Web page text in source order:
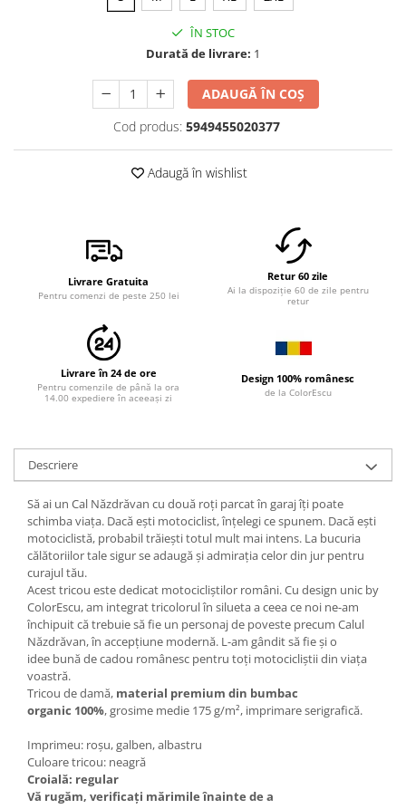
ÎN STOC
Durată de livrare: 1
ADAUGĂ ÎN COȘ
Cod produs: 5949455020377
Adaugă în wishlist
Livrare Gratuita
Pentru comenzi de peste 250 lei
Retur 60 zile
Ai la dispoziție 60 de zile pentru
retur
Livrare în 24 de ore
Pentru comenzile de până la ora
14.00 expediere în aceeași zi
Design 100% românesc
de la ColorEscu
Descriere
Să ai un Cal Năzdrăvan cu două roți parcat în garaj îți poate
schimba viața. Dacă ești motociclist, înțelegi ce spunem. Dacă ești
motociclistă, probabil trăiești totul mult mai intens. La bucuria
călătoriilor tale sigur se adaugă și admirația celor din jur pentru
curajul tău.
Acest tricou este dedicat motocicliștilor români. Cu design unic by
ColorEscu, am integrat tricolorul în silueta a ceea ce noi ne-am
închipuit că trebuie să fie un personaj de poveste precum Calul
Năzdrăvan, în accepțiune modernă. L-am gândit să fie și o
idee bună de cadou românesc pentru toți motocicliștii din viața
voastră.
Tricou de damă, material premium din bumbac
organic 100%, grosime medie 175 g/m², imprimare serigrafică.
Imprimeu: roșu, galben, albastru
Culoare tricou: neagră
Croială: regular
Vă rugăm, verificaţi mărimile înainte de a